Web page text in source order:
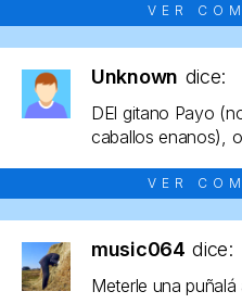
VER
Unknown dice:
DEl gitano Payo
caballos enanos),
VER
music064 dice:
Meterle una puñalá